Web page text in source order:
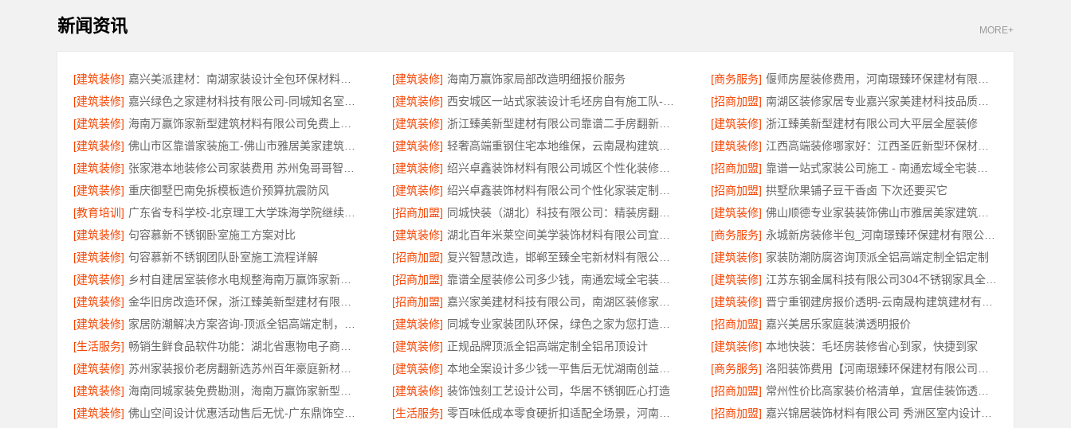
新闻资讯 MORE+
[建筑装修] [建筑装修] 海南万赢饰家局部改造明细报价服务 [商务服务]
[建筑装修]
[建筑装修] [招商加盟]
[建筑装修]
[建筑装修] [建筑装修] 浙江臻美新型建材有限公司大平层全屋装修
[建筑装修]
[建筑装修] [建筑装修]
[建筑装修]
[建筑装修] [招商加盟]
[建筑装修] 重庆御墅巴南免拆模板造价预算抗震防风 [建筑装修] [招商加盟] 拱墅欣果铺子豆干香卤 下次还要买它
[教育培训]
[招商加盟] [建筑装修]
[建筑装修] 句容慕新不锈钢卧室施工方案对比 [建筑装修] [商务服务]
[建筑装修] 句容慕新不锈钢团队卧室施工流程详解 [招商加盟] [建筑装修] 家装防潮防腐咨询顶派全铝高端定制全铝定制
[建筑装修]
[招商加盟] [建筑装修]
[建筑装修]
[招商加盟] [建筑装修]
[建筑装修]
[建筑装修] [招商加盟] 嘉兴美居乐家庭装潢透明报价
[生活服务]
[建筑装修] 正规品牌顶派全铝高端定制全铝吊顶设计 [建筑装修] 本地快装：毛坯房装修省心到家，快捷到家
[建筑装修]
[建筑装修] [商务服务]
[建筑装修]
[建筑装修] 装饰蚀刻工艺设计公司，华居不锈钢匠心打造 [招商加盟]
[建筑装修]
[生活服务] [招商加盟]